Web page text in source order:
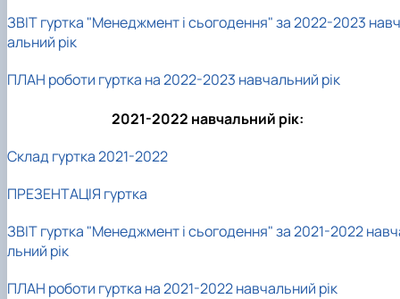
ЗВІТ гуртка "Менеджмент і сьогодення" за 2022-2023 навч
альний рік
ПЛАН роботи гуртка на 2022-2023 навчальний рік
2021-2022 навчальний рік:
Склад гуртка 2021-2022
ПРЕЗЕНТАЦІЯ гуртка
ЗВІТ гуртка "Менеджмент і сьогодення" за 2021-2022
льний рік
ПЛАН роботи гуртка на 2021-2022 навчальний рік